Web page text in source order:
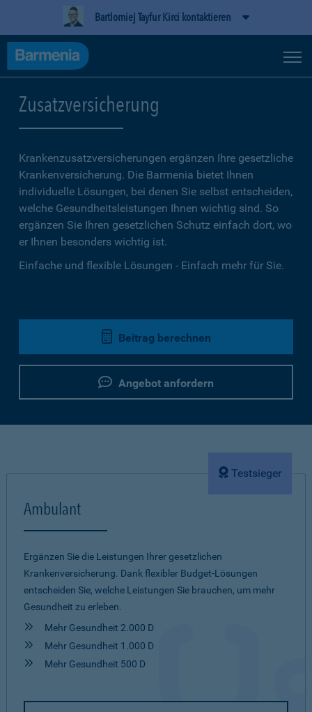
Bartlomiej Tayfur Kirci kontaktieren
Zusatzversicherung
Krankenzusatzversicherungen ergänzen Ihre gesetzliche
Kranken­versicherung. Die Barmenia bietet Ihnen
individuelle Lösungen, bei denen Sie selbst entscheiden,
welche Gesundheitsleistungen Ihnen wichtig sind. So
ergänzen Sie Ihren gesetzlichen Schutz einfach dort, wo
er Ihnen besonders wichtig ist.
Einfache und flexible Lösungen - Einfach mehr für Sie.
Beitrag berechnen
Angebot anfordern
Testsieger
Ambulant
Ergänzen Sie die Leistungen Ihrer gesetzlichen
Krankenversicherung. Dank flexibler Budget-Lösungen
entscheiden Sie, welche Leistungen Sie brauchen, um mehr
Gesundheit zu erleben.
Mehr Gesundheit 2.000 D
Mehr Gesundheit 1.000 D
Mehr Gesundheit 500 D